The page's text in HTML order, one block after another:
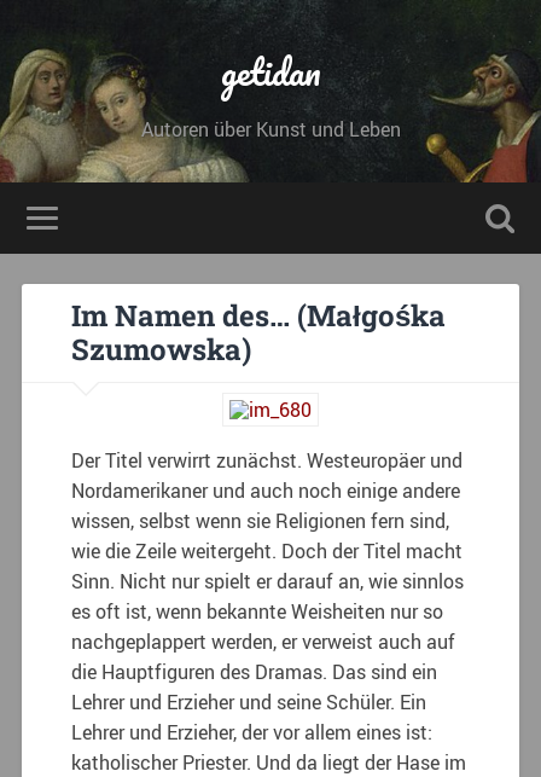
getidan
Autoren über Kunst und Leben
Im Namen des… (Małgośka
Szumowska)
Der Titel verwirrt zunächst. Westeuropäer und
Nordamerikaner und auch noch einige andere
wissen, selbst wenn sie Religionen fern sind,
wie die Zeile weitergeht. Doch der Titel macht
Sinn. Nicht nur spielt er darauf an, wie sinnlos
es oft ist, wenn bekannte Weisheiten nur so
nachgeplappert werden, er verweist auch auf
die Hauptfiguren des Dramas. Das sind ein
Lehrer und Erzieher und seine Schüler. Ein
Lehrer und Erzieher, der vor allem eines ist:
katholischer Priester. Und da liegt der Hase im